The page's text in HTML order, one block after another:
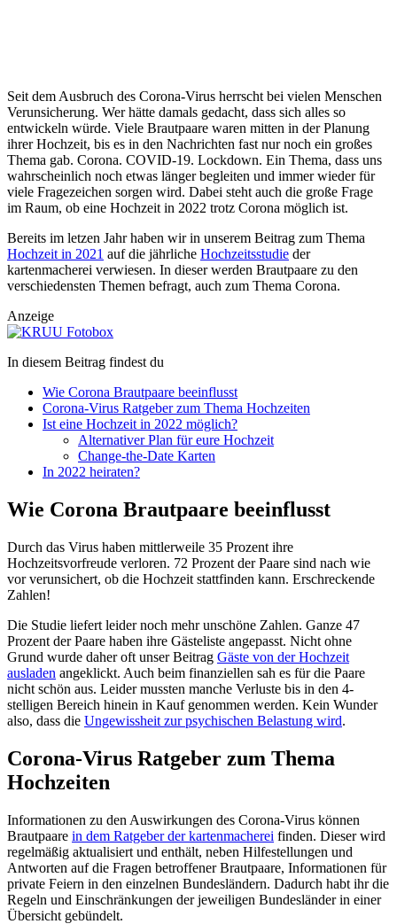
Seit dem Ausbruch des Corona-Virus herrscht bei vielen Menschen
Verunsicherung. Wer hätte damals gedacht, dass sich alles so
entwickeln würde. Viele Brautpaare waren mitten in der Planung
ihrer Hochzeit, bis es in den Nachrichten fast nur noch ein großes
Thema gab. Corona. COVID-19. Lockdown. Ein Thema, dass uns
wahrscheinlich noch etwas länger begleiten und immer wieder für
viele Fragezeichen sorgen wird. Dabei steht auch die große Frage
im Raum, ob eine Hochzeit in 2022 trotz Corona möglich ist.
Bereits im letzen Jahr haben wir in unserem Beitrag zum Thema
Hochzeit in 2021 auf die jährliche Hochzeitsstudie der
kartenmacherei verwiesen. In dieser werden Brautpaare zu den
verschiedensten Themen befragt, auch zum Thema Corona.
Anzeige
In diesem Beitrag findest du
Wie Corona Brautpaare beeinflusst
Corona-Virus Ratgeber zum Thema Hochzeiten
Ist eine Hochzeit in 2022 möglich?
Alternativer Plan für eure Hochzeit
Change-the-Date Karten
In 2022 heiraten?
Wie Corona Brautpaare beeinflusst
Durch das Virus haben mittlerweile 35 Prozent ihre
Hochzeitsvorfreude verloren. 72 Prozent der Paare sind nach wie
vor verunsichert, ob die Hochzeit stattfinden kann. Erschreckende
Zahlen!
Die Studie liefert leider noch mehr unschöne Zahlen. Ganze 47
Prozent der Paare haben ihre Gästeliste angepasst. Nicht ohne
Grund wurde daher oft unser Beitrag Gäste von der Hochzeit
ausladen angeklickt. Auch beim finanziellen sah es für die Paare
nicht schön aus. Leider mussten manche Verluste bis in den 4-
stelligen Bereich hinein in Kauf genommen werden. Kein Wunder
also, dass die Ungewissheit zur psychischen Belastung wird.
Corona-Virus Ratgeber zum Thema
Hochzeiten
Informationen zu den Auswirkungen des Corona-Virus können
Brautpaare in dem Ratgeber der kartenmacherei finden. Dieser wird
regelmäßig aktualisiert und enthält, neben Hilfestellungen und
Antworten auf die Fragen betroffener Brautpaare, Informationen für
private Feiern in den einzelnen Bundesländern. Dadurch habt ihr die
Regeln und Einschränkungen der jeweiligen Bundesländer in einer
Übersicht gebündelt.